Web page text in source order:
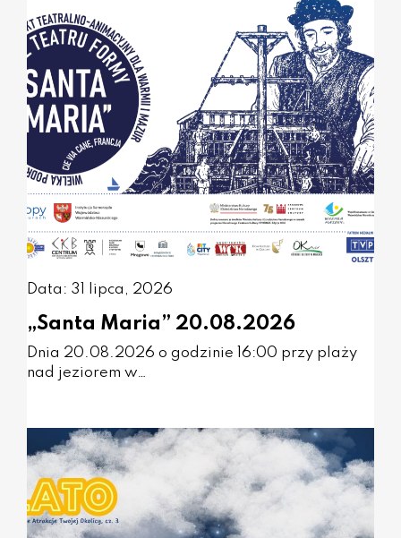
Data: 31 lipca, 2026
„Santa Maria” 20.08.2026
Dnia 20.08.2026 o godzinie 16:00 przy plaży
nad jeziorem w…